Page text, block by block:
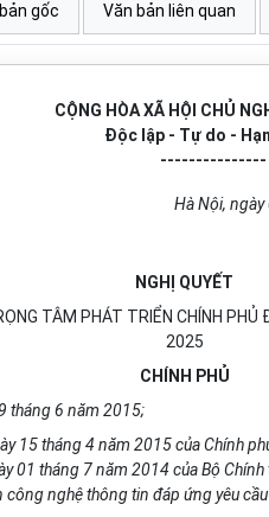
gốc Văn bản liên quan
CỘNG HÒA XÃ HỘI CHỦ
Độc lập - Tự do -
---------------
Hà Nội, ngày
NGHỊ QUYẾT
TÂM PHÁT TRIỂN CHÍNH
2025
CHÍNH PHỦ
tháng 6 năm 2015;
15 tháng 4 năm 2015 của Chính
01 tháng 7 năm 2014 của Bộ
nghệ thông tin đáp ứng yêu